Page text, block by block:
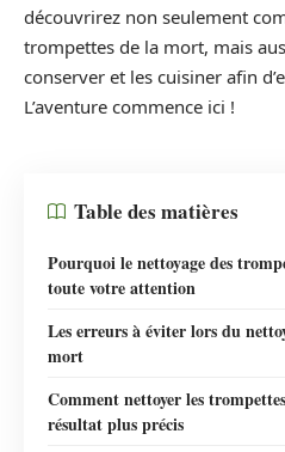
découvrirez non seulement
trompettes de la mort, mais
conserver et les cuisiner afin
L’aventure commence ici !
Table des matières
Pourquoi le nettoyage des
toute votre attention
Les erreurs à éviter lors du
mort
Comment nettoyer les
résultat plus précis